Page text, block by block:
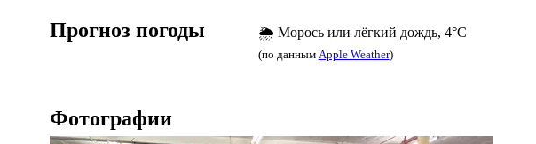
Прогноз погоды 🌦️ Морось или лёгкий дождь, 4°C
(по данным Apple Weather)
Фотографии